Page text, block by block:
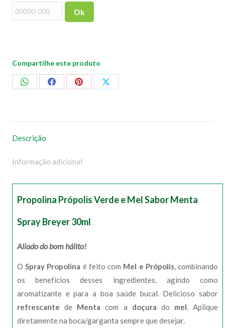
Breyer
30ml
Ok
Compartilhe este produto
CompartilharCompartilharCompartilharCompartilhar
Descrição
Informação adicional
Propolina Própolis Verde e Mel Sabor Menta
Spray Breyer 30ml
Aliado do bom hálito!
OSpray Propolina é feito com Mel e Própolis, combinando
os benefícios desses ingredientes, agindo como
aromatizante e para a boa saúde bucal. Delicioso sabor
refrescantede Mentacom a doçura do mel. Aplique
diretamente na boca/garganta sempre que desejar.